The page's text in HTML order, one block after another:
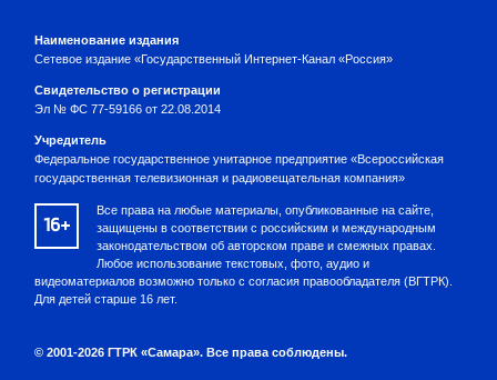
Наименование издания
Сетевое издание «Государственный Интернет-Канал «Россия»
Свидетельство о регистрации
Эл № ФС 77-59166 от 22.08.2014
Учредитель
Федеральное государственное унитарное предприятие «Всероссийская
государственная телевизионная и радиовещательная компания»
16+
Все права на любые материалы, опубликованные на сайте,
защищены в соответствии с российским и международным
законодательством об авторском праве и смежных правах.
Любое использование текстовых, фото, аудио и
видеоматериалов возможно только с согласия правообладателя (ВГТРК).
Для детей старше 16 лет.
© 2001-2026 ГТРК «Самара». Все права соблюдены.